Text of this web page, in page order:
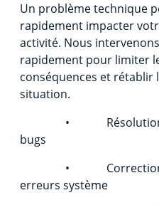
Un problème technique
rapidement impacter
activité. Nous intervenons
rapidement pour limiter
conséquences et rétablir
situation.
• Résolution
bugs
• Correction
erreurs système